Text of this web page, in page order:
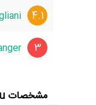
Astileanu، حواشی Dan Astileanu و کودکی Dan Astileanu می‌دانید حتما برای ما ارسال کنید.
4.1
3
مشخصات Dan Astileanu